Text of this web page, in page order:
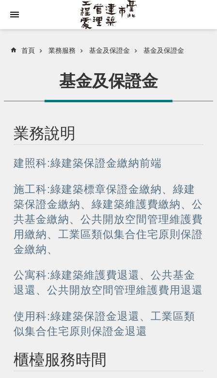
首頁 業務服務 基⾦及保證⾦ 基金及保證金
基金及保證金
業務說明
建照科:綠建築保證金繳納前端
施工科:綠建築標章保證金繳納、綠建
築保證金繳納、綠建築維護費繳納、公
共基金繳納、公共開放空間管理維護費
用繳納、工業區類似集合住宅原則保證
金繳納、
公寓科:綠建築維護費退還、公共基金
退還、公共開放空間管理維護費用退還
使用科:綠建築保證金退還、工業區類
似集合住宅原則保證金退還
櫃檯服務時間